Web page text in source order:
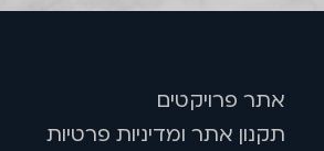
אתר פרויקטים
תקנון אתר ומדיניות פרטיות